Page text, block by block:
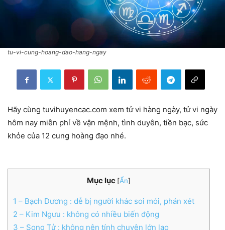
tu-vi-cung-hoang-dao-hang-ngay
Hãy cùng tuvihuyencac.com xem tử vi hàng ngày, tử vi ngày
hôm nay miễn phí về vận mệnh, tình duyên, tiền bạc, sức
khỏe của 12 cung hoàng đạo nhé.
Mục lục [Ẩn]
1 – Bạch Dương : dễ bị người khác soi mói, phán xét
2 – Kim Ngưu : không có nhiều biến động
3 – Song Tử : không nên tính chuyện lớn lao